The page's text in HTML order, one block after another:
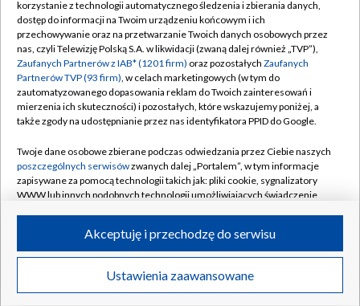
TVP
Abonament TVP
Emisja w TVP
Centrum informacji TVP
Naziemna Telewizja Cyfrowa
Rada Programowa
System NOS
Informacje o nadawcy
Program dla prasy
Ogłoszenie przetargowe
Regulamin TVP
Polityka prywatności
Moje zgody
Pomoc
Kontakt
Kanały
©2026 Telewizja Polska S.A. w likwidacji
korzystanie z technologii automatycznego śledzenia i zbierania danych,
dostęp do informacji na Twoim urządzeniu końcowym i ich
przechowywanie oraz na przetwarzanie Twoich danych osobowych przez
nas, czyli Telewizję Polską S.A. w likwidacji (zwaną dalej również „TVP”),
Zaufanych Partnerów z IAB* (1201 firm) oraz pozostałych Zaufanych
Partnerów TVP (93 firm), w celach marketingowych (w tym do
zautomatyzowanego dopasowania reklam do Twoich zainteresowań i
mierzenia ich skuteczności) i pozostałych, które wskazujemy poniżej, a
także zgody na udostępnianie przez nas identyfikatora PPID do Google.
Twoje dane osobowe zbierane podczas odwiedzania przez Ciebie naszych
poszczególnych serwisówzwanych dalej „Portalem”, w tym informacje
zapisywane za pomocą technologii takich jak: pliki cookie, sygnalizatory
WWW lub innych podobnych technologii umożliwiających świadczenie
ruchu w Internecie.
Twoje dane osobowe zbierane podczas odwiedzania przez Ciebie
poszczególnych serwisówna Portalu, takie jak adresy IP, identyfikatory
Ustawienia zaawansowane
Akceptuję i przechodzę do serwisu